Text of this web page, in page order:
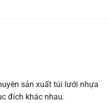
sản xuất túi lưới nhựa
đích khác nhau.